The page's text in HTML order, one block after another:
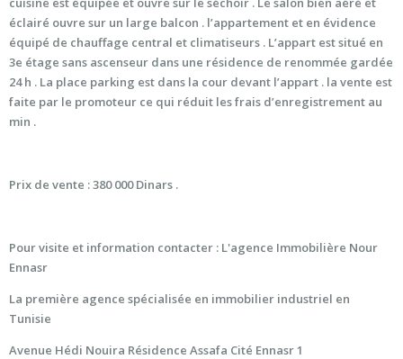
éclairé ouvre sur un large balcon . l’appartement et en évidence
équipé de chauffage central et climatiseurs . L’appart est situé en
3e étage sans ascenseur dans une résidence de renommée gardée
24 h . La place parking est dans la cour devant l’appart . la vente est
faite par le promoteur ce qui réduit les frais d’enregistrement au
min .
Prix de vente : 380 000 Dinars .
Pour visite et information contacter : L'agence Immobilière Nour
Ennasr
La première agence spécialisée en immobilier industriel en
Tunisie
Avenue Hédi Nouira Résidence Assafa Cité Ennasr 1